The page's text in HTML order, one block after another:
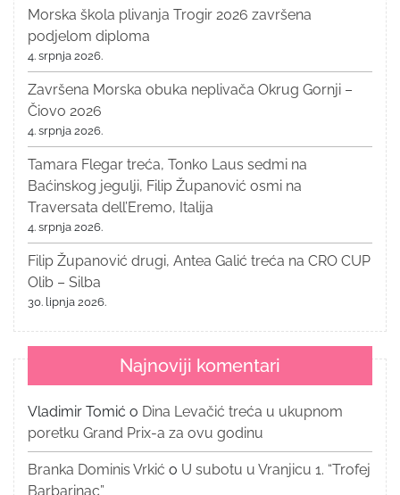
Morska škola plivanja Trogir 2026 završena
podjelom diploma
4. srpnja 2026.
Završena Morska obuka neplivača Okrug Gornji –
Čiovo 2026
4. srpnja 2026.
Tamara Flegar treća, Tonko Laus sedmi na
Baćinskog jegulji, Filip Županović osmi na
Traversata dell’Eremo, Italija
4. srpnja 2026.
Filip Županović drugi, Antea Galić treća na CRO CUP
Olib – Silba
30. lipnja 2026.
Najnoviji komentari
Vladimir Tomić o Dina Levačić treća u ukupnom
poretku Grand Prix-a za ovu godinu
Branka Dominis Vrkić o U subotu u Vranjicu 1. “Trofej
Barbarinac”